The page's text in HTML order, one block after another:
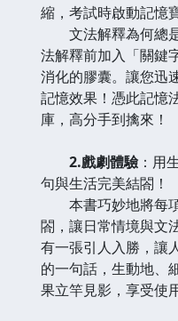
縮，考試時啟動記憶
文法解釋為何總是
法解釋前加入「關鍵
消化的膠囊。讓您迅
記憶效果！憑此記憶
庫，高分手到擒來！
2.戲劇體驗 ：用
句與生活完美結閤！
本書巧妙地將每項
閤，讓日常情境與文
有一張引人入勝，讓
的一句話，生動地、
果立竿見影，享受使